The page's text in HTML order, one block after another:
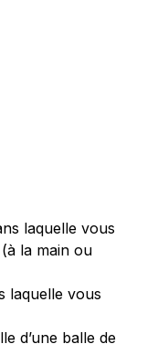
laquelle vous
la main ou
laquelle vous
d’une balle de